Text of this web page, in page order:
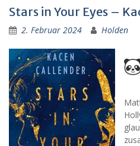
Stars in Your Eyes –
2. Februar 2024 Holden